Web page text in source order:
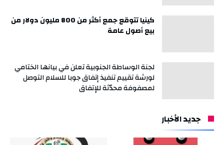
كينيا تتوقع جمع أكثر من 800 مليون دولار من
بيع أصول عامة
لجنة الوساطة الجنوبية تعلن في بيانها الختامي
لورشة تقييم تنفيذ إتفاق جوبا للسلام التوصل
لمصفوفة محدّثة للإتفاق
جديد الأخبار